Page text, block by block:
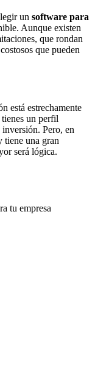
un software para
Aunque existen
que rondan
que pueden
está estrechamente
un perfil
Pero, en
tiene una gran
será lógica.
tu empresa